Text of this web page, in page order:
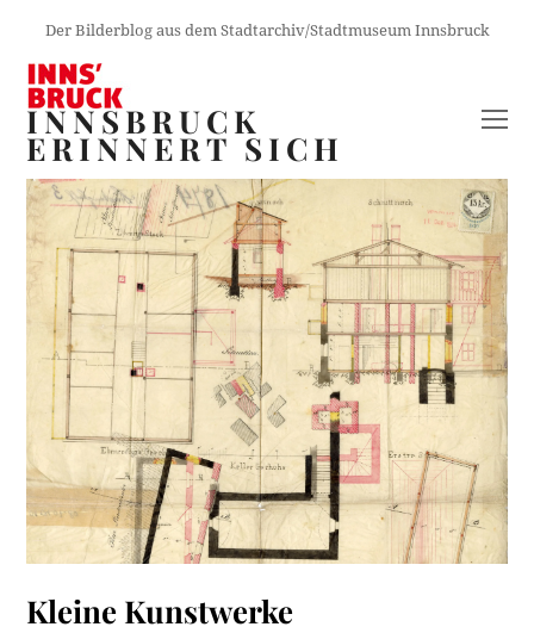
Der Bilderblog aus dem Stadtarchiv/Stadtmuseum Innsbruck
INNSBRUCK
ERINNERT SICH
Kleine Kunstwerke